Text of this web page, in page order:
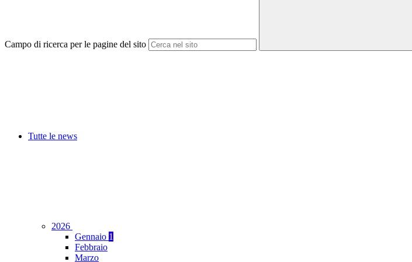
Campo di ricerca per le pagine del sito
Tutte le news
2026
Gennaio 1
Febbraio
Marzo